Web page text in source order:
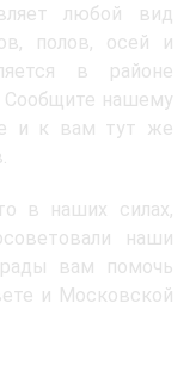
любой вид
полов, осей и
в районе
Сообщите нашему
и к вам тут же
в наших силах,
наши
вам помочь
и Московской